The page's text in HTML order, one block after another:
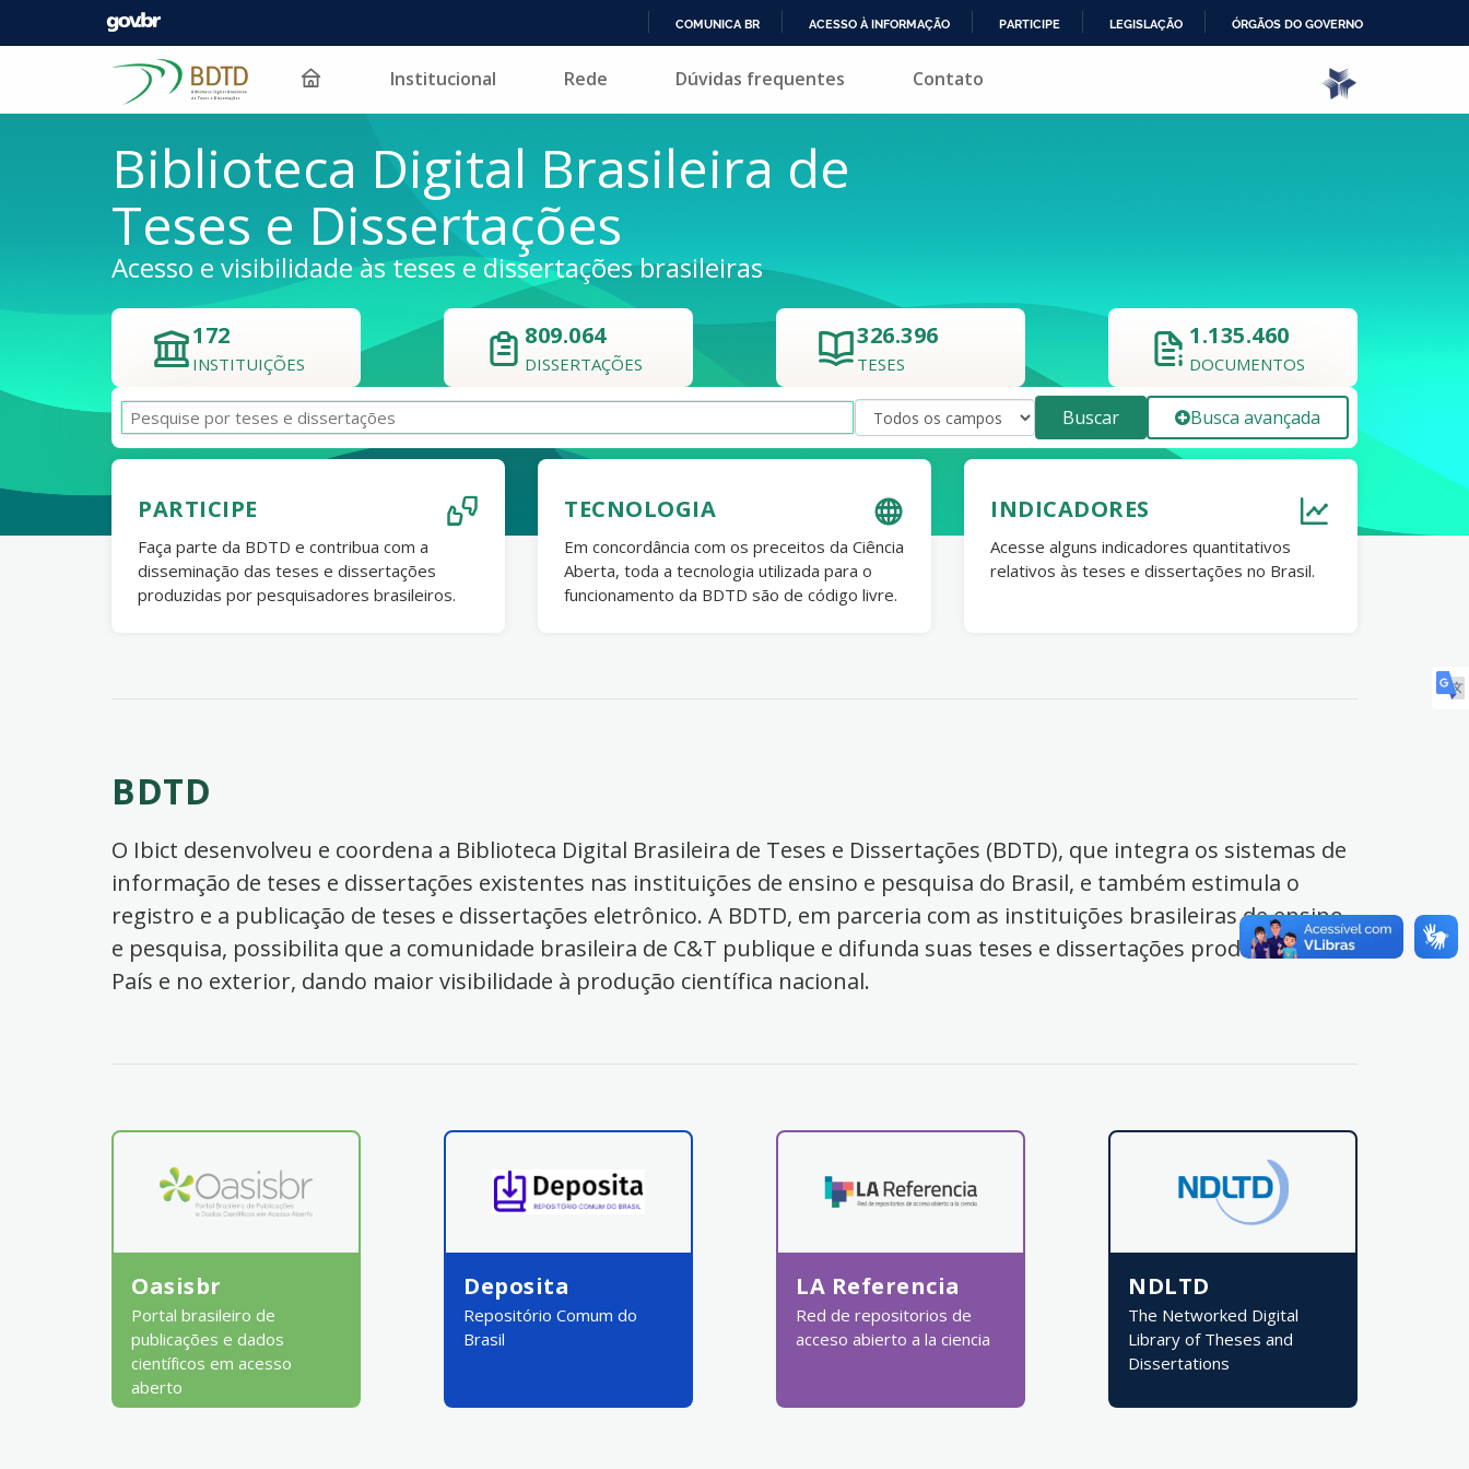
PARA
COMUNICA BR ACESSO À INFORMAÇÃO PARTICIPE LEGISLAÇÃO ÓRGÃOS DO GOVERNO
Pular para o conteúdo Institucional Rede Dúvidas frequentes Contato
Biblioteca Digital Brasileira de
Teses e Dissertações
Acesso e visibilidade às teses e dissertações brasileiras
172
INSTITUIÇÕES
809.064
DISSERTAÇÕES
326.396
TESES
1.135.460
DOCUMENTOS
Buscar Busca avançada
PARTICIPE
Faça parte da BDTD e contribua com a
disseminação das teses e dissertações
produzidas por pesquisadores brasileiros.
TECNOLOGIA
Em concordância com os preceitos da Ciência
Aberta, toda a tecnologia utilizada para o
funcionamento da BDTD são de código livre.
INDICADORES
Acesse alguns indicadores quantitativos
relativos às teses e dissertações no Brasil.
BDTD
O Ibict desenvolveu e coordena a Biblioteca Digital Brasileira de Teses e Dissertações (BDTD), que integra os sistemas de
informação de teses e dissertações existentes nas instituições de ensino e pesquisa do Brasil, e também estimula o
registro e a publicação de teses e dissertações eletrônico. A BDTD, em parceria com as instituições brasileiras de ensino
e pesquisa, possibilita que a comunidade brasileira de C&T publique e difunda suas teses e dissertações produzidas no
País e no exterior, dando maior visibilidade à produção científica nacional.
Oasisbr
Portal brasileiro de
publicações e dados
científicos em acesso
aberto
Deposita
Repositório Comum do
Brasil
LA Referencia
Red de repositorios de
acceso abierto a la ciencia
NDLTD
The Networked Digital
Library of Theses and
Dissertations